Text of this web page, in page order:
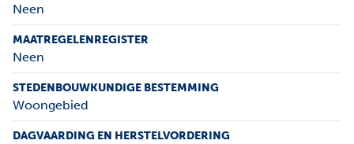
Neen
MAATREGELENREGISTER
Neen
STEDENBOUWKUNDIGE BESTEMMING
Woongebied
DAGVAARDING EN HERSTELVORDERING